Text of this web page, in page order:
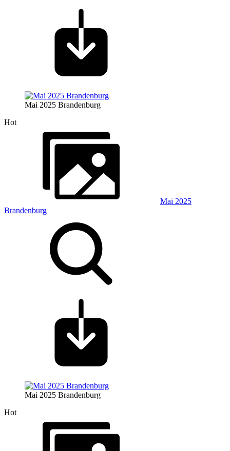
Mai 2025 Brandenburg
Hot
Mai 2025
Brandenburg
Mai 2025 Brandenburg
Hot